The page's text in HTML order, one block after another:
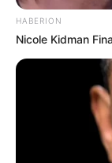
HABERION
Nicole Kidman